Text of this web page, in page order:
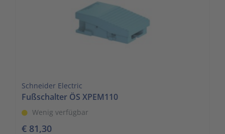
Schneider Electric
Fußschalter ÖS XPEM110
Wenig verfügbar
€ 81,30